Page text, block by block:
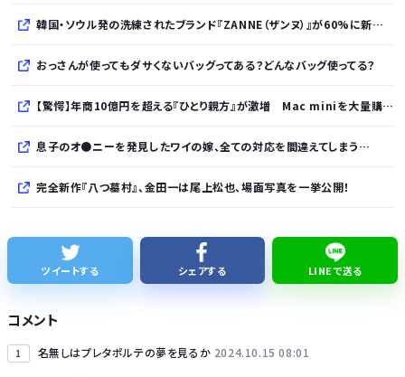
韓国・ソウル発の洗練されたブランド『ZANNE（ザンヌ）』が60%に新規入店、モダン×エフォートレスなコレクションを展開
おっさんが使ってもダサくないバッグってある？どんなバッグ使ってる？
【驚愕】年商10億円を超える『ひとり親方』が激増 Mac miniを大量購入しAIを従業員に
息子のオ●ニーを発見したワイの嫁、全ての対応を間違えてしまう…
完全新作『八つ墓村』、金田一は尾上松也、場面写真を一挙公開！
【倉庫型陳列】熊本地震でコストコの商品落下「重く受け止めております」地震大国で「高積み陳列」が心配...IKEAにも聞いた
【朗報】ゲーミングPCの主流はVRAM 8GBから16GBに
ツイートする シェアする LINEで送る
コメント
1 名無しはプレタポルテの夢を見るか 2024.10.15 08:01